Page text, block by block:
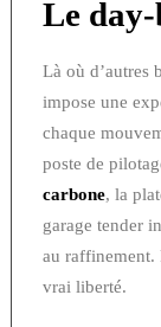
Le
Là où d’autres
impose une
chaque
poste de
carbone, la
garage tender
au raffinement.
vrai liberté.